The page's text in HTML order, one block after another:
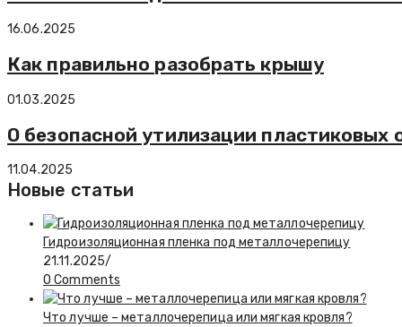
16.06.2025
Как правильно разобрать крышу
01.03.2025
О безопасной утилизации пластиковых
11.04.2025
Новые статьи
Гидроизоляционная пленка под металлочерепицу
21.11.2025/
0 Comments
Что лучше – металлочерепица или мягкая кровля?